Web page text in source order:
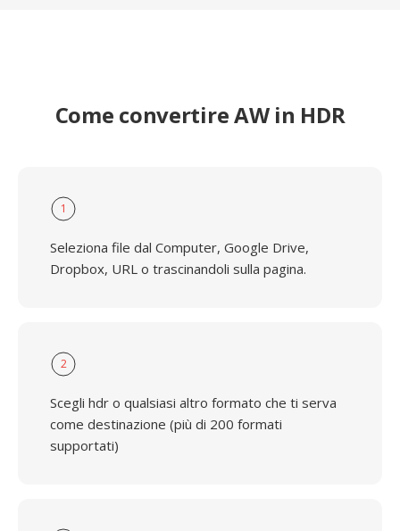
Come convertire AW in HDR
1
Seleziona file dal Computer, Google Drive,
Dropbox, URL o trascinandoli sulla pagina.
2
Scegli hdr o qualsiasi altro formato che ti serva
come destinazione (più di 200 formati
supportati)